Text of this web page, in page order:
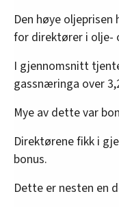
Den høye
for direktører i olje-
I gjennomsnitt
gassnæringa over
Mye av dette var
Direktørene fikk i
bonus.
Dette er nesten en